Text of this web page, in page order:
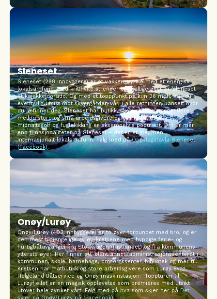
Sleneset
Sleneset (298 innbyggere) er et vakkert øyrike med et energisk
lokalsamfunn. Med kritthvite strender og utallige øyer er Sleneset
et kajakkeldorado. Og med et topppunkt på kun 36 moh, har du
eventyrlig utsikt mot skjærgården vår, i alle retninger, uansett hvor
du befinner deg. Sleneset har butikk, skole og barnehage, flere
mellomstore og små arbeidsgivere og et rikt fritidsliv –
midnattsgolf og fuglekikking er eksempelvis populært. Det er mer
enn ti nasjonaliteter på Sleneset – det er et lite, men
internasjonalt lokalsamfunn. Følg med på Oppslagstavla Sleneset
(Facebook).
Onøy/Lurøy
Onøy/Lurøy (403 innbyggere) er to øyer forbundet med bro, og er
den mest tilgjengelige av øy-kretsene med hyppige ferje- og
hurtigbåtavganger fra Stokkvågen (fastlandet) og fra kommunens
ytterste øyer. Her finner du, blant annet, administrasjonssenteret i
kommunen, skole, barnehage, omsorgssenter, bibliotek og mer til.
Kretsen har matbutikk og store arbeidsgivere som Lurøy Bygg,
Helgeland Båtservice og Onøy maskinstasjon. Toppturen til
Lurøyfjellet er en magisk opplevelse som premieres med utsikt
utover hele øyriket vårt. Følg med på hva som skjer her påDet